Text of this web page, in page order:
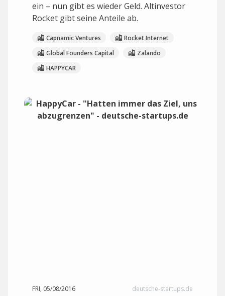
ein – nun gibt es wieder Geld. Altinvestor
Rocket gibt seine Anteile ab.
Capnamic Ventures
Rocket Internet
Global Founders Capital
Zalando
HAPPYCAR
FRI, 05/08/2016 deutsche-startups.de